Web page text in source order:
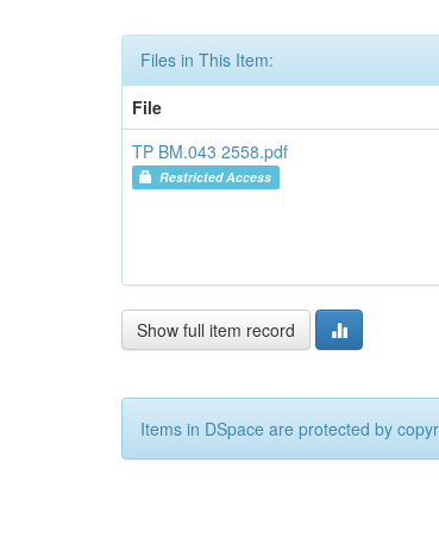
Files in This Item:
File
TP BM.043 2558.pdf
Restricted Access
Show full item record
Items in DSpace are protected by